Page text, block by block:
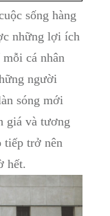
sống hàng
những lợi ích
cá nhân
người
sóng mới
giá và tương
tiếp trở nên
hết.